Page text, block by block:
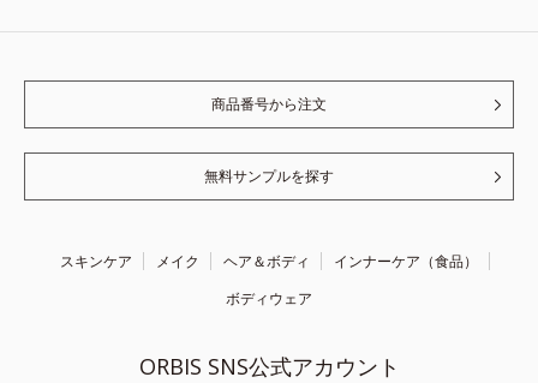
商品番号から注文
無料サンプルを探す
スキンケア メイク ヘア＆ボディ
インナーケア（食品）
ボディウェア
ORBIS SNS公式アカウント